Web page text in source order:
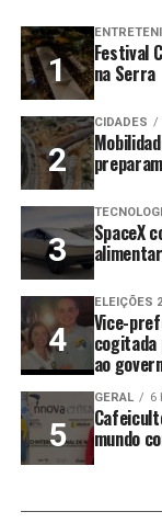
Festival
na Serra
CIDADES
SpaceX
ELEIÇÕES
Vice-
cogitada
ao
GERAL 6
mundo